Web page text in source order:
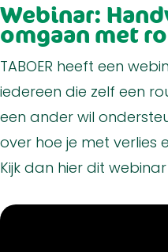
Webinar:
omgaan met
TABOER heeft een
iedereen die zelf een
een ander wil
over hoe je met
Kijk dan hier dit